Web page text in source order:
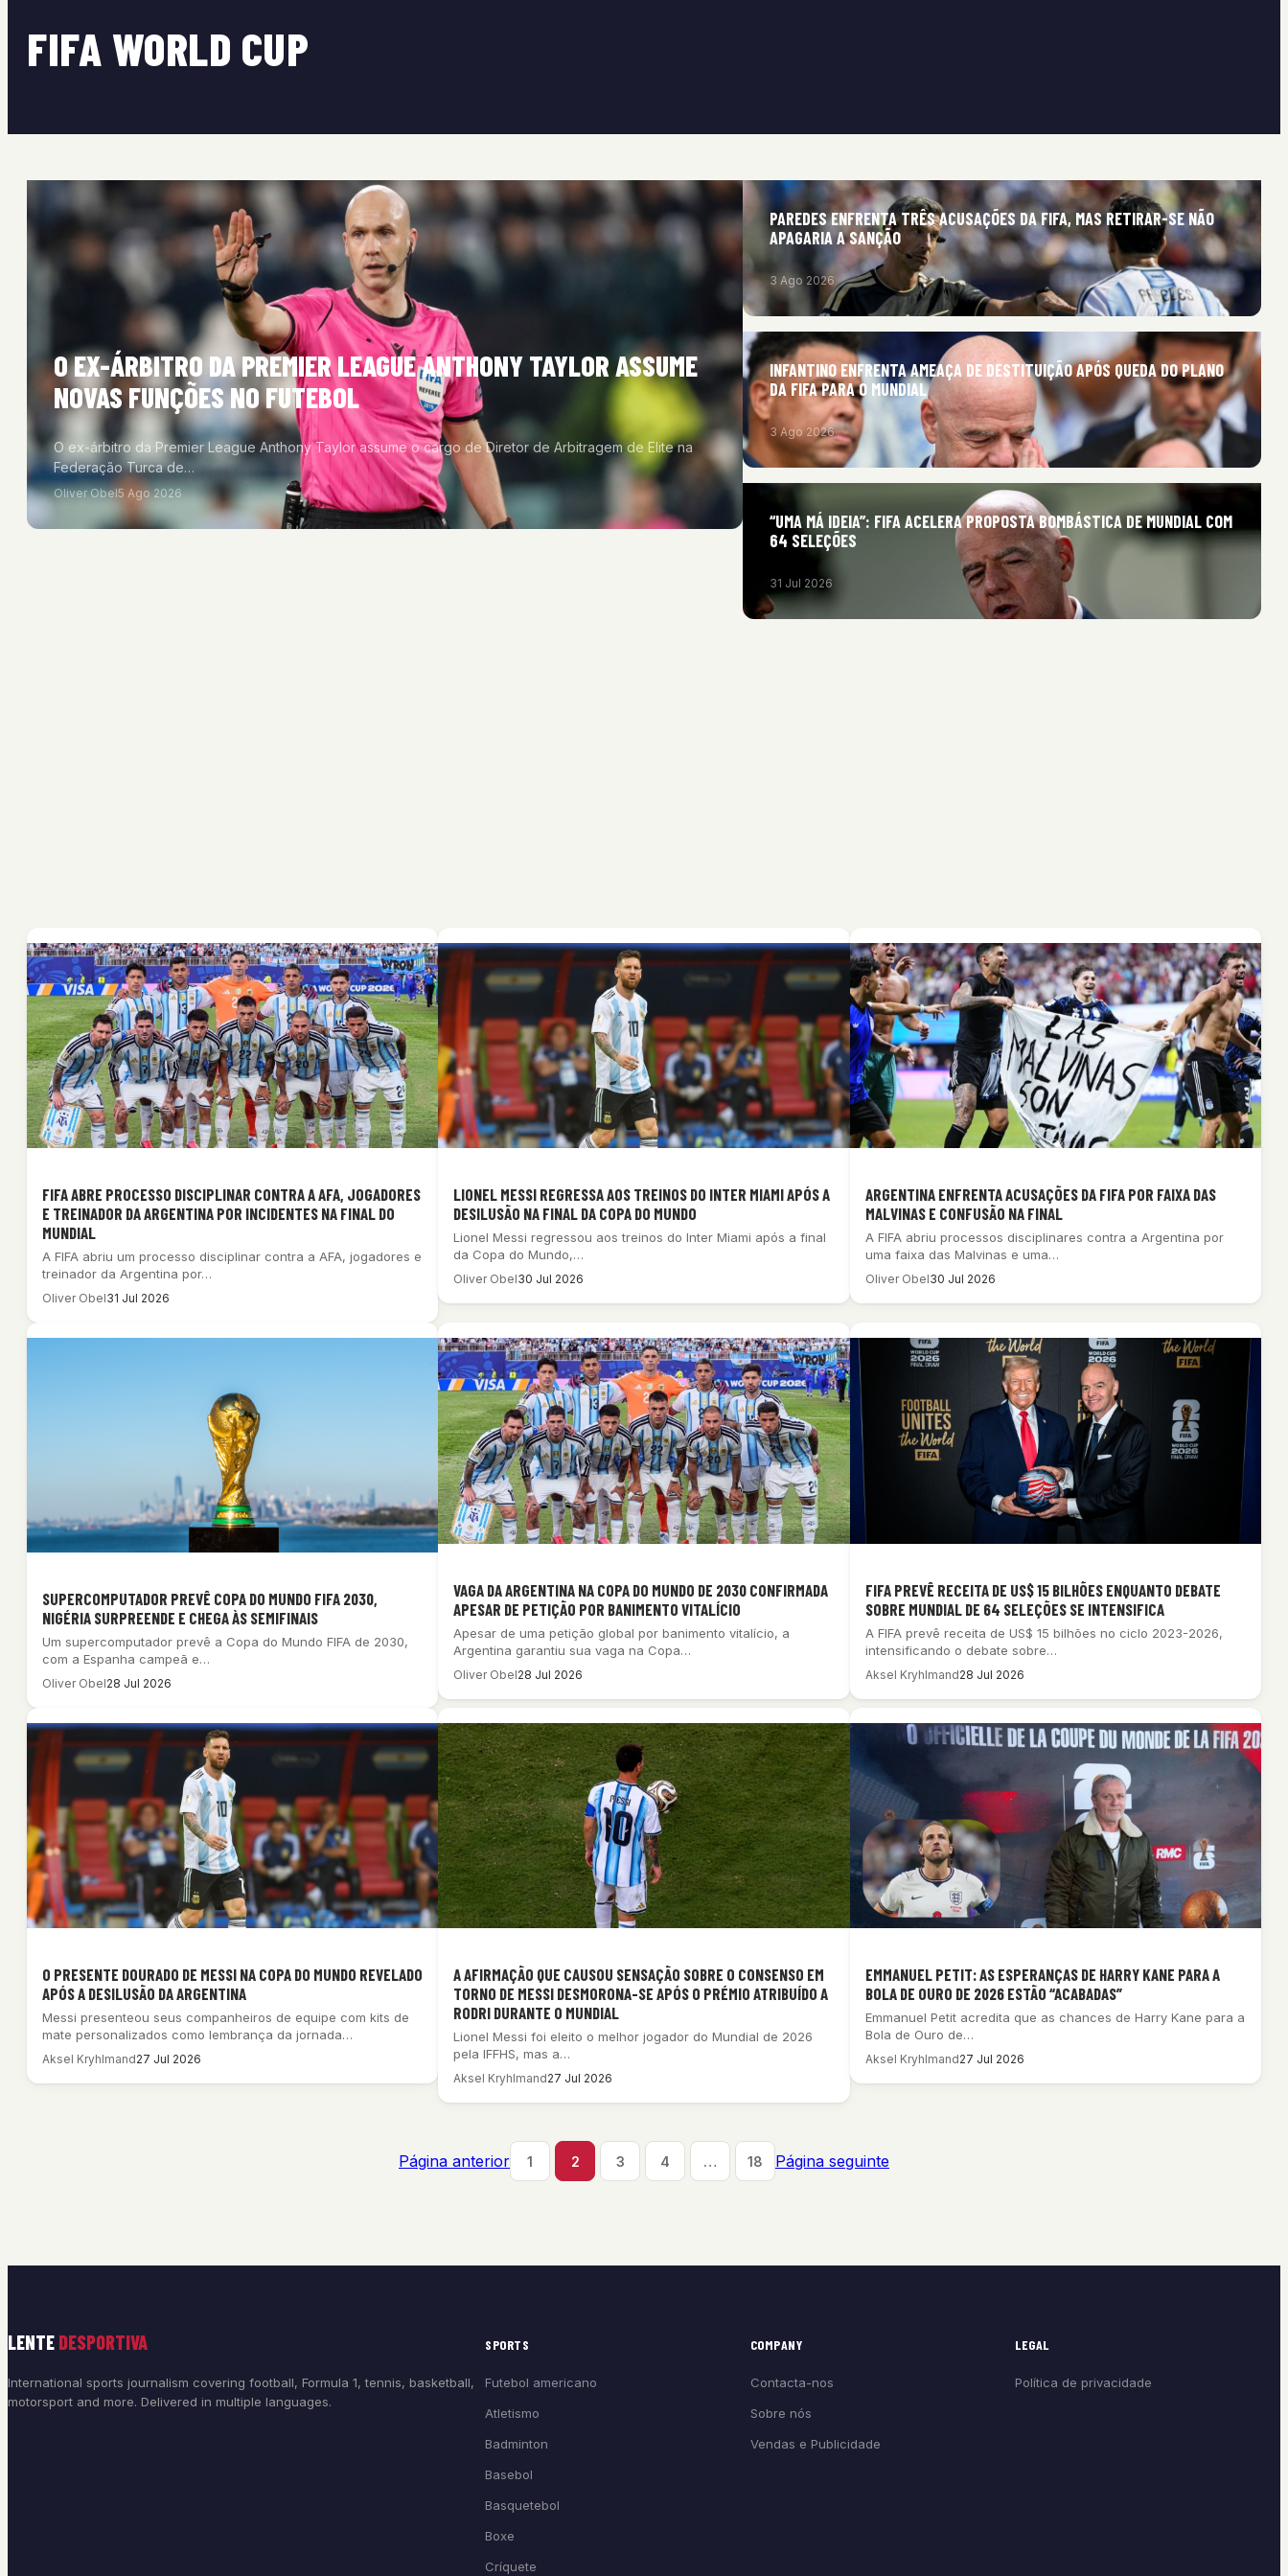
FIFA WORLD CUP
O EX-ÁRBITRO DA PREMIER LEAGUE ANTHONY TAYLOR ASSUME
NOVAS FUNÇÕES NO FUTEBOL
O ex-árbitro da Premier League Anthony Taylor assume o cargo de Diretor de Arbitragem de Elite na
Federação Turca de…
Oliver Obel5 Ago 2026
PAREDES ENFRENTA TRÊS ACUSAÇÕES DA FIFA, MAS RETIRAR-SE NÃO
APAGARIA A SANÇÃO
3 Ago 2026
INFANTINO ENFRENTA AMEAÇA DE DESTITUIÇÃO APÓS QUEDA DO PLANO
DA FIFA PARA O MUNDIAL
3 Ago 2026
“UMA MÁ IDEIA”: FIFA ACELERA PROPOSTA BOMBÁSTICA DE MUNDIAL COM
64 SELEÇÕES
31 Jul 2026
FIFA ABRE PROCESSO DISCIPLINAR CONTRA A AFA, JOGADORES
E TREINADOR DA ARGENTINA POR INCIDENTES NA FINAL DO
MUNDIAL
A FIFA abriu um processo disciplinar contra a AFA, jogadores e
treinador da Argentina por…
Oliver Obel31 Jul 2026
LIONEL MESSI REGRESSA AOS TREINOS DO INTER MIAMI APÓS A
DESILUSÃO NA FINAL DA COPA DO MUNDO
Lionel Messi regressou aos treinos do Inter Miami após a final
da Copa do Mundo,…
Oliver Obel30 Jul 2026
ARGENTINA ENFRENTA ACUSAÇÕES DA FIFA POR FAIXA DAS
MALVINAS E CONFUSÃO NA FINAL
A FIFA abriu processos disciplinares contra a Argentina por
uma faixa das Malvinas e uma…
Oliver Obel30 Jul 2026
SUPERCOMPUTADOR PREVÊ COPA DO MUNDO FIFA 2030,
NIGÉRIA SURPREENDE E CHEGA ÀS SEMIFINAIS
Um supercomputador prevê a Copa do Mundo FIFA de 2030,
com a Espanha campeã e…
Oliver Obel28 Jul 2026
VAGA DA ARGENTINA NA COPA DO MUNDO DE 2030 CONFIRMADA
APESAR DE PETIÇÃO POR BANIMENTO VITALÍCIO
Apesar de uma petição global por banimento vitalício, a
Argentina garantiu sua vaga na Copa…
Oliver Obel28 Jul 2026
FIFA PREVÊ RECEITA DE US$ 15 BILHÕES ENQUANTO DEBATE
SOBRE MUNDIAL DE 64 SELEÇÕES SE INTENSIFICA
A FIFA prevê receita de US$ 15 bilhões no ciclo 2023-2026,
intensificando o debate sobre…
Aksel Kryhlmand28 Jul 2026
O PRESENTE DOURADO DE MESSI NA COPA DO MUNDO REVELADO
APÓS A DESILUSÃO DA ARGENTINA
Messi presenteou seus companheiros de equipe com kits de
mate personalizados como lembrança da jornada…
Aksel Kryhlmand27 Jul 2026
A AFIRMAÇÃO QUE CAUSOU SENSAÇÃO SOBRE O CONSENSO EM
TORNO DE MESSI DESMORONA-SE APÓS O PRÉMIO ATRIBUÍDO A
RODRI DURANTE O MUNDIAL
Lionel Messi foi eleito o melhor jogador do Mundial de 2026
pela IFFHS, mas a…
Aksel Kryhlmand27 Jul 2026
EMMANUEL PETIT: AS ESPERANÇAS DE HARRY KANE PARA A
BOLA DE OURO DE 2026 ESTÃO “ACABADAS”
Emmanuel Petit acredita que as chances de Harry Kane para a
Bola de Ouro de…
Aksel Kryhlmand27 Jul 2026
Página anterior 1 2 3 4 … 18 Página seguinte
LENTE DESPORTIVA
International sports journalism covering football, Formula 1, tennis, basketball,
motorsport and more. Delivered in multiple languages.
SPORTS
Futebol americano
Atletismo
Badminton
Basebol
Basquetebol
Boxe
Críquete
COMPANY
Contacta-nos
Sobre nós
Vendas e Publicidade
LEGAL
Política de privacidade